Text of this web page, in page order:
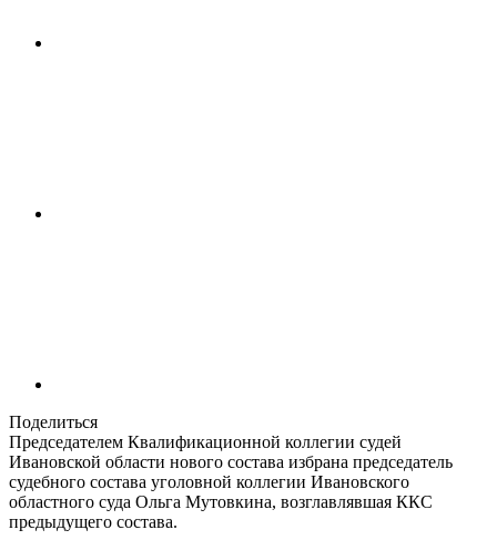
Поделиться
Председателем Квалификационной коллегии судей
Ивановской области нового состава избрана председатель
судебного состава уголовной коллегии Ивановского
областного суда Ольга Мутовкина, возглавлявшая ККС
предыдущего состава.